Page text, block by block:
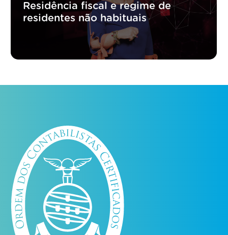
Residência fiscal e regime de
residentes não habituais